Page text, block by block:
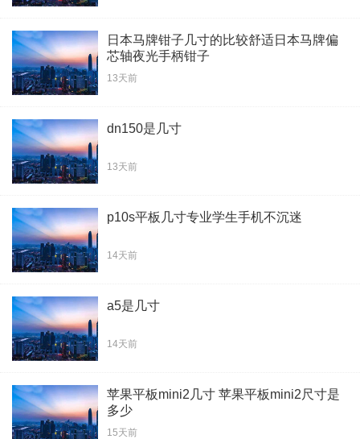
日本马牌钳子几寸的比较舒适日本马牌偏
芯轴夜光手柄钳子
13天前
dn150是几寸
13天前
p10s平板几寸专业学生手机不沉迷
14天前
a5是几寸
14天前
苹果平板mini2几寸 苹果平板mini2尺寸是
多少
15天前